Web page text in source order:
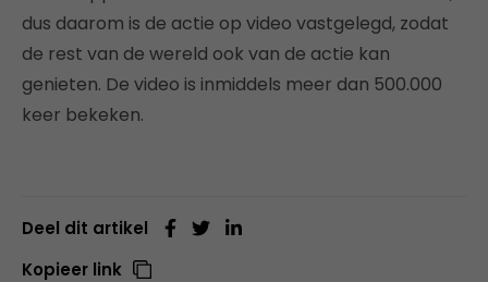
dus daarom is de actie op video vastgelegd, zodat
de rest van de wereld ook van de actie kan
genieten. De video is inmiddels meer dan 500.000
keer bekeken.
Deel dit artikel
Kopieer link